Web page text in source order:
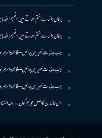
جہاں دائرے ختم ہوتے ہیں- نعیم اللہ
جہاں دائرے ختم ہوتے ہیں- نعیم اللہ
جب جذبات خبر بن جائیں –
جب جذبات خبر بن جائیں –
جب جذبات خبر بن جائیں –
اس خاندان کا اصل مجرم کون! –